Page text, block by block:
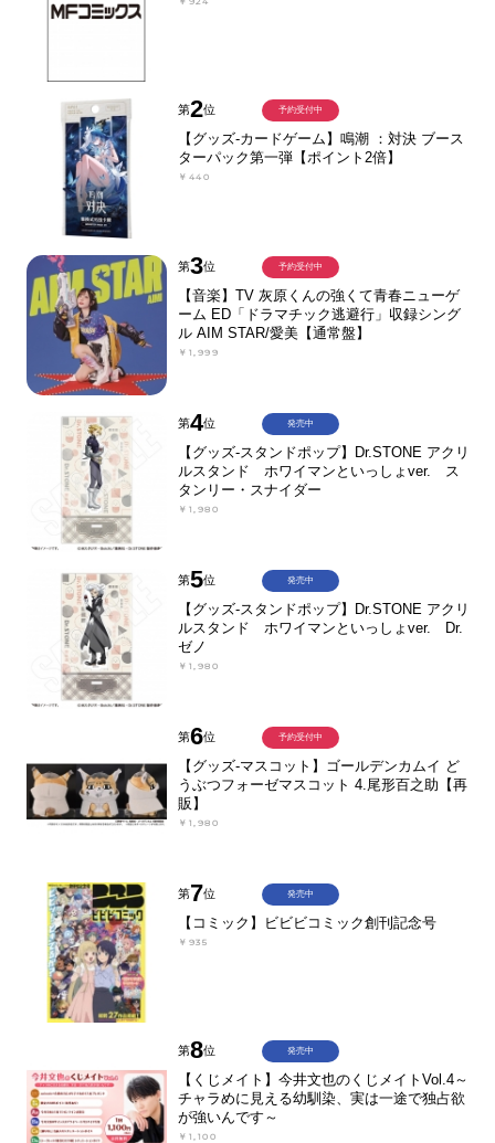
第2位
【グッズ-カードゲーム】鳴潮 ：対決 ブース
ターパック第一弾【ポイント2倍】
￥440
予約受付中
第3位
【音楽】TV 灰原くんの強くて青春ニューゲ
ーム ED「ドラマチック逃避行」収録シング
ル AIM STAR/愛美【通常盤】
￥1,999
予約受付中
第4位
【グッズ-スタンドポップ】Dr.STONE アクリ
ルスタンド ホワイマンといっしょver. ス
タンリー・スナイダー
￥1,980
発売中
第5位
【グッズ-スタンドポップ】Dr.STONE アクリ
ルスタンド ホワイマンといっしょver. Dr.
ゼノ
￥1,980
発売中
第6位
【グッズ-マスコット】ゴールデンカムイ ど
うぶつフォーゼマスコット 4.尾形百之助【再
販】
￥1,980
予約受付中
第7位
【コミック】ビビビコミック創刊記念号
￥935
発売中
第8位
【くじメイト】今井文也のくじメイトVol.4～
チャラめに見える幼馴染、実は一途で独占欲
が強いんです～
￥1,100
発売中